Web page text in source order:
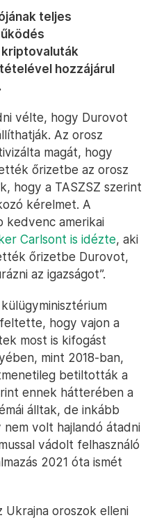
teljes
hozzájárul
vélte, hogy Durovot
Az orosz
magát, hogy
őrizetbe az orosz
hogy a TASZSZ szerint
kérelmet. A
kedvenc amerikai
Carlsont is idézte, aki
őrizetbe Durovot,
az igazságot”.
hogy vajon a
most is kifogást
mint 2018-ban,
betiltották a
ennek hátterében a
álltak, de inkább
volt hajlandó átadni
vádolt felhasználó
2021 óta ismét
Ukrajna oroszok elleni